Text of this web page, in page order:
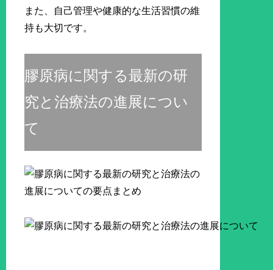
また、自己管理や健康的な生活習慣の維
持も大切です。
膠原病に関する最新の研
究と治療法の進展につい
て